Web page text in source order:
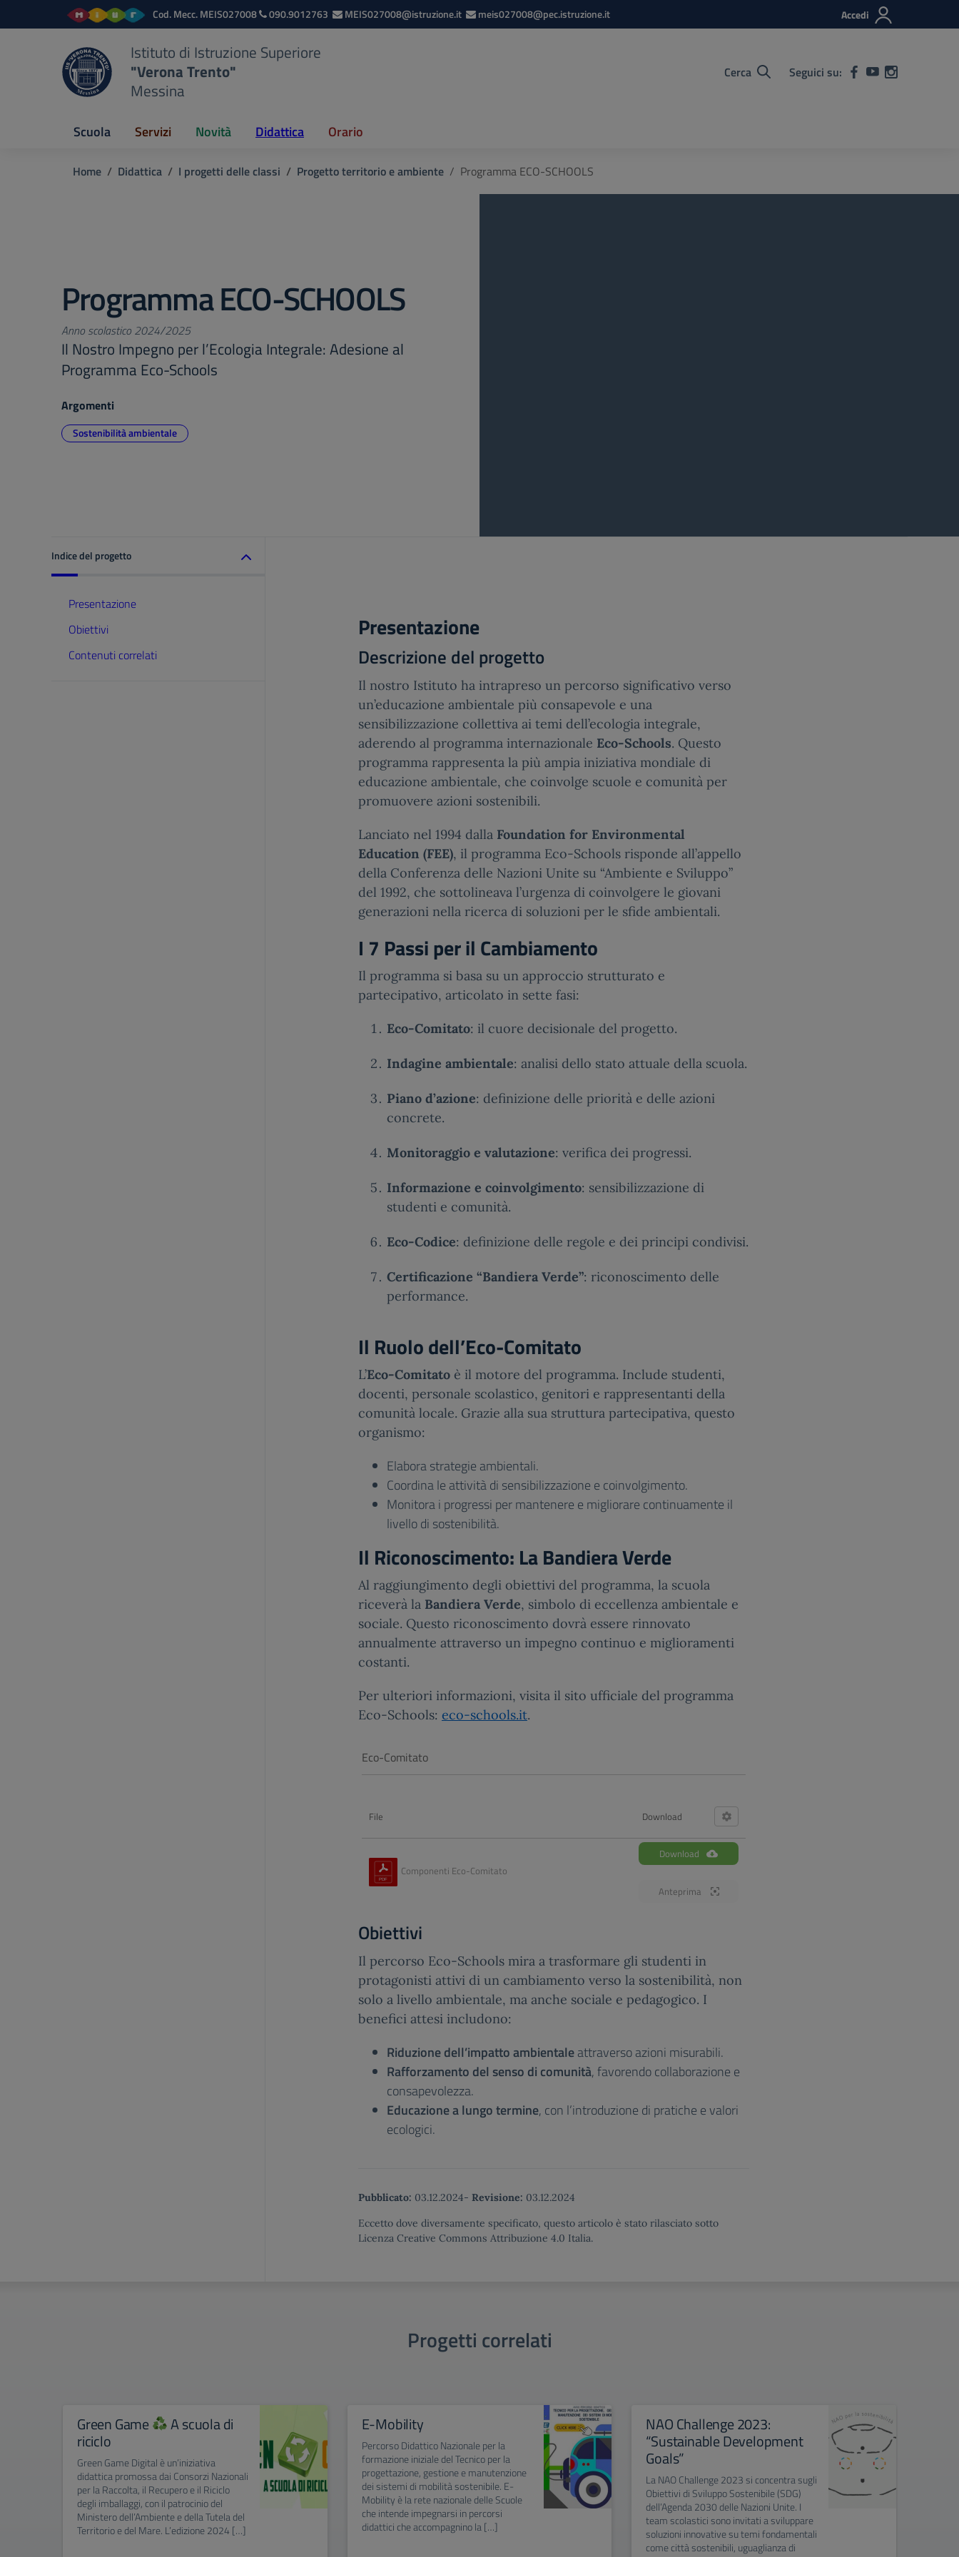
Vai ai contenuti
Vai al menu di navigazione Cod. Mecc.MEIS027008 090.9012763 MEIS027008@istruzione.it meis027008@pec.istruzione.it Accedi
Istituto di Istruzione Superiore
"Verona Trento"
Messina
Cerca Seguici su:
Scuola Servizi Novità Didattica Orario
Home Didattica I progetti delle classi Progetto territorio e ambiente Programma ECO-SCHOOLS
Programma ECO-SCHOOLS
Anno scolastico 2024/2025
Il Nostro Impegno per l’Ecologia Integrale: Adesione al
Programma Eco-Schools
Argomenti
Sostenibilità ambientale
Indice del progetto
Presentazione
Obiettivi
Contenuti correlati
Presentazione
Descrizione del progetto
Il nostro Istituto ha intrapreso un percorso significativo verso
un’educazione ambientale più consapevole e una
sensibilizzazione collettiva ai temi dell’ecologia integrale,
aderendo al programma internazionale Eco-Schools. Questo
programma rappresenta la più ampia iniziativa mondiale di
educazione ambientale, che coinvolge scuole e comunità per
promuovere azioni sostenibili.
Lanciato nel 1994 dalla Foundation for Environmental
Education (FEE), il programma Eco-Schools risponde all’appello
della Conferenza delle Nazioni Unite su “Ambiente e Sviluppo”
del 1992, che sottolineava l’urgenza di coinvolgere le giovani
generazioni nella ricerca di soluzioni per le sfide ambientali.
I 7 Passi per il Cambiamento
Il programma si basa su un approccio strutturato e
partecipativo, articolato in sette fasi:
Eco-Comitato: il cuore decisionale del progetto.
Indagine ambientale: analisi dello stato attuale della scuola.
Piano d’azione: definizione delle priorità e delle azioni
concrete.
Monitoraggio e valutazione: verifica dei progressi.
Informazione e coinvolgimento: sensibilizzazione di
studenti e comunità.
Eco-Codice: definizione delle regole e dei principi condivisi.
Certificazione “Bandiera Verde”: riconoscimento delle
performance.
Il Ruolo dell’Eco-Comitato
L’Eco-Comitato è il motore del programma. Include studenti,
docenti, personale scolastico, genitori e rappresentanti della
comunità locale. Grazie alla sua struttura partecipativa, questo
organismo:
Elabora strategie ambientali.
Coordina le attività di sensibilizzazione e coinvolgimento.
Monitora i progressi per mantenere e migliorare continuamente il
livello di sostenibilità.
Il Riconoscimento: La Bandiera Verde
Al raggiungimento degli obiettivi del programma, la scuola
riceverà la Bandiera Verde, simbolo di eccellenza ambientale e
sociale. Questo riconoscimento dovrà essere rinnovato
annualmente attraverso un impegno continuo e miglioramenti
costanti.
Per ulteriori informazioni, visita il sito ufficiale del programma
Eco-Schools: eco-schools.it.
Eco-Comitato
File Download
Componenti Eco-Comitato
Download
Anteprima
Obiettivi
Il percorso Eco-Schools mira a trasformare gli studenti in
protagonisti attivi di un cambiamento verso la sostenibilità, non
solo a livello ambientale, ma anche sociale e pedagogico. I
benefici attesi includono:
Riduzione dell’impatto ambientaleattraverso azioni misurabili.
Rafforzamento del senso di comunità, favorendo collaborazione e
consapevolezza.
Educazione a lungo termine, con l’introduzione di pratiche e valori
ecologici.
Pubblicato: 03.12.2024- Revisione: 03.12.2024
Eccetto dove diversamente specificato, questo articolo è stato rilasciato sotto
Licenza Creative Commons Attribuzione 4.0 Italia.
Progetti correlati
Green Game A scuola di
riciclo
Green Game Digital è un’iniziativa
didattica promossa dai Consorzi Nazionali
per la Raccolta, il Recupero e il Riciclo
degli imballaggi, con il patrocinio del
Ministero dell’Ambiente e della Tutela del
Territorio e del Mare. L’edizione 2024 […]
E-Mobility
Percorso Didattico Nazionale per la
formazione iniziale del Tecnico per la
progettazione, gestione e manutenzione
dei sistemi di mobilità sostenibile. E-
Mobility è la rete nazionale delle Scuole
che intende impegnarsi in percorsi
didattici che accompagnino la […]
NAO Challenge 2023:
“Sustainable Development
Goals”
La NAO Challenge 2023 si concentra sugli
Obiettivi di Sviluppo Sostenibile (SDG)
dell’Agenda 2030 delle Nazioni Unite. I
team scolastici sono invitati a sviluppare
soluzioni innovative su temi fondamentali
come città sostenibili, uguaglianza di